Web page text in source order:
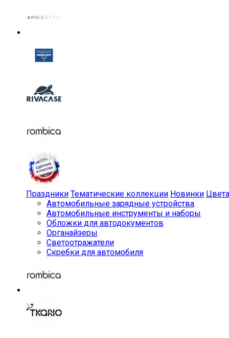
Праздники Тематические коллекции Новинки Цвета
Автомобильные зарядные устройства
Автомобильные инструменты и наборы
Обложки для автодокументов
Органайзеры
Светоотражатели
Скребки для автомобиля